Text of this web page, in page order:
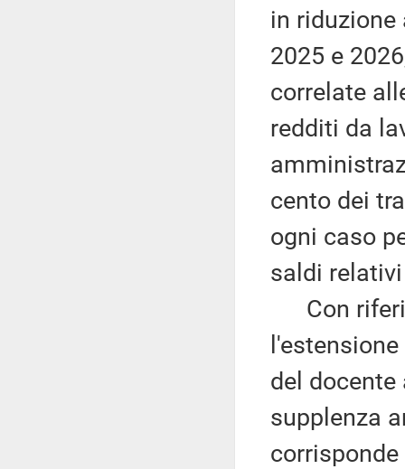
in riduzione
2025 e
correlate
redditi da
cento dei
ogni caso
saldi
Con
del
supplenza